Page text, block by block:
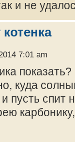
и не
7:01 am
показать?
куда
пусть спит